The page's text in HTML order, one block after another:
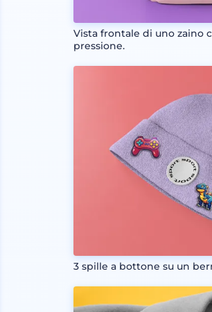
Vista frontale di uno zaino
pressione.
3 spille a bottone su un